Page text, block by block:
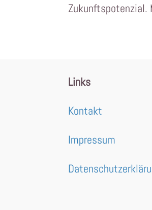
Zukunftspotenzial.
Links
Kontakt
Impressum